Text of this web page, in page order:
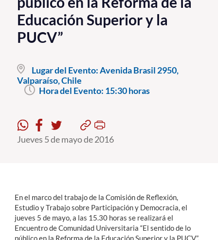
Vinculación con el Medio
Admisión
Pregrado
Postgrado
Estudiantes
English
Educación Superior y la
PUCV”
Lugar del Evento:Avenida Brasil 2950,
Valparaíso, Chile
Hora del Evento: 15:30 horas
Jueves 5 de mayo de 2016
En el marco del trabajo de la Comisión de Reflexión,
Estudio y Trabajo sobre Participación y Democracia, el
jueves 5 de mayo, a las 15.30 horas se realizará el
Encuentro de Comunidad Universitaria “El sentido de lo
público en la Reforma de la Educación Superior y la PUCV”.